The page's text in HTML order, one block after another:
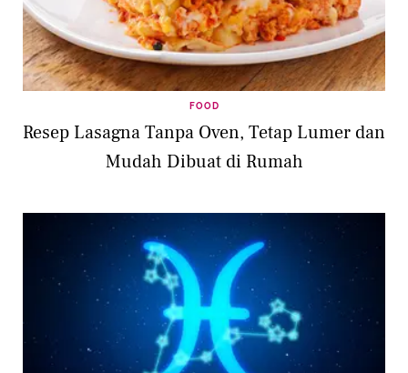
FOOD
Resep Lasagna Tanpa Oven, Tetap Lumer dan
Mudah Dibuat di Rumah